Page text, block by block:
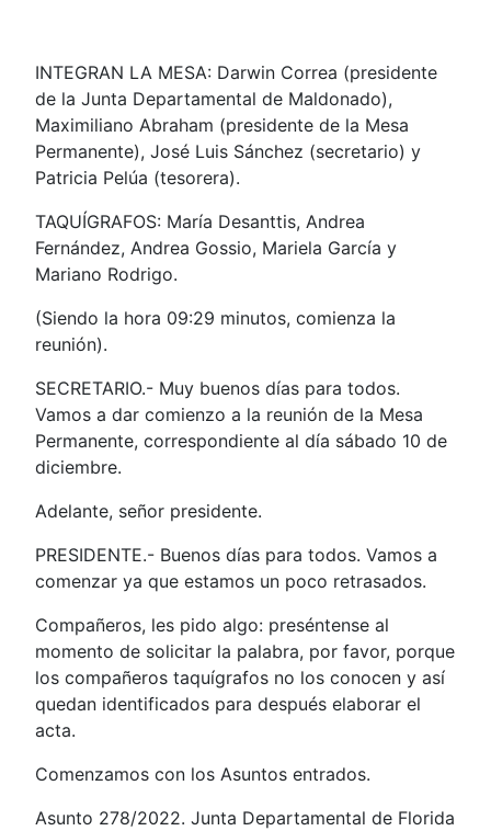
INTEGRAN LA MESA: Darwin Correa (presidente
de la Junta Departamental de Maldonado),
Maximiliano Abraham (presidente de la Mesa
Permanente), José Luis Sánchez (secretario) y
Patricia Pelúa (tesorera).
TAQUÍGRAFOS: María Desanttis, Andrea
Fernández, Andrea Gossio, Mariela García y
Mariano Rodrigo.
(Siendo la hora 09:29 minutos, comienza la
reunión).
SECRETARIO.- Muy buenos días para todos.
Vamos a dar comienzo a la reunión de la Mesa
Permanente, correspondiente al día sábado 10 de
diciembre.
Adelante, señor presidente.
PRESIDENTE.- Buenos días para todos. Vamos a
comenzar ya que estamos un poco retrasados.
Compañeros, les pido algo: preséntense al
momento de solicitar la palabra, por favor, porque
los compañeros taquígrafos no los conocen y así
quedan identificados para después elaborar el
acta.
Comenzamos con los Asuntos entrados.
Asunto 278/2022. Junta Departamental de Florida